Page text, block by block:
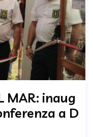
MAR: inaug
a D